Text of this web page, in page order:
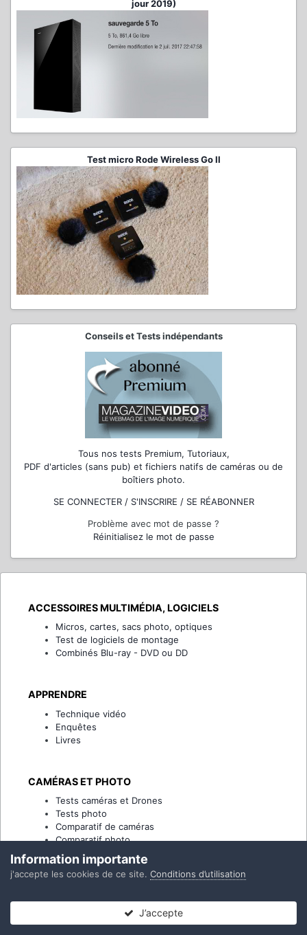
jour 2019)
Test micro Rode Wireless Go II
Conseils et Tests indépendants
Tous nos tests Premium, Tutoriaux,
PDF d'articles (sans pub) et fichiers natifs de caméras ou de
boîtiers photo.
SE CONNECTER / S'INSCRIRE / SE RÉABONNER
Problème avec mot de passe ?
Réinitialisez le mot de passe
ACCESSOIRES MULTIMÉDIA, LOGICIELS
Micros, cartes, sacs photo, optiques
Test de logiciels de montage
Combinés Blu-ray - DVD ou DD
APPRENDRE
Technique vidéo
Enquêtes
Livres
CAMÉRAS ET PHOTO
Tests caméras et Drones
Tests photo
Comparatif de caméras
Comparatif photo
ABONNÉS PREMIUM
Les formules
Créer un compte
Information importante
j'accepte les cookies de ce site. Conditions d’utilisation
J’accepte